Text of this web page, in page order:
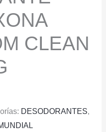
CLEAN
DESODORANTES,